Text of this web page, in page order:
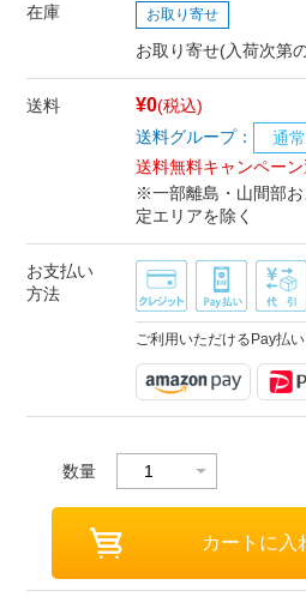
在庫 お取り寄せ
お取り寄せ(入荷次第
送料 ¥0(税込)
送料グループ：
通
送料無料キャンペー
※一部離島・山間部
定エリアを除く
お支払い
方法
ご利用いただけるPay払い
数量